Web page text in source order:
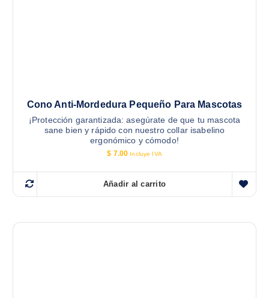
Cono Anti-Mordedura Pequeño Para Mascotas
¡Protección garantizada: asegúrate de que tu mascota
sane bien y rápido con nuestro collar isabelino
ergonómico y cómodo!
$ 7.00 Incluye IVA
Añadir al carrito